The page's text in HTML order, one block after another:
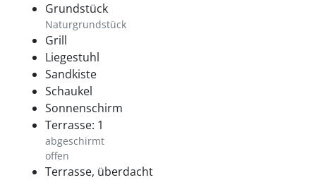
Grundstück
Naturgrundstück
Grill
Liegestuhl
Sandkiste
Schaukel
Sonnenschirm
Terrasse: 1
abgeschirmt
offen
Terrasse, überdacht